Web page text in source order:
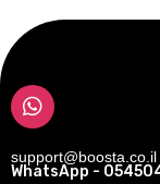
support@boosta.co.il
WhatsApp -